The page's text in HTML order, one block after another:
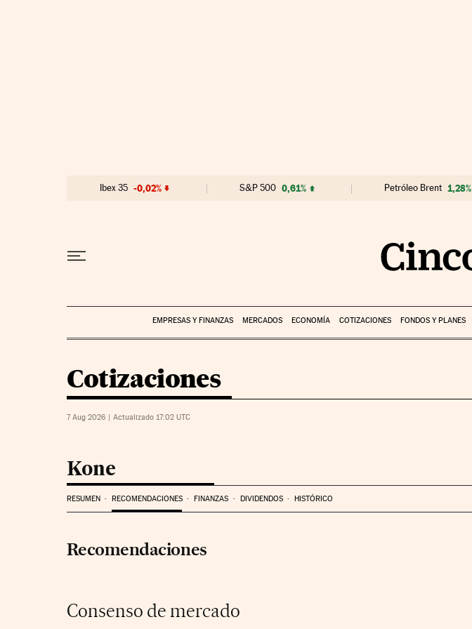
Ibex 35 -0,02% S&P 500 0,61% Petróleo Brent 1,28%
EMPRESAS Y FINANZAS MERCADOS ECONOMÍA COTIZACIONES FONDOS Y PLANES
Cotizaciones
7 Aug 2026 | Actualizado 17:02 UTC
Kone
RESUMEN RECOMENDACIONES FINANZAS DIVIDENDOS HISTÓRICO
Recomendaciones
Consenso de mercado